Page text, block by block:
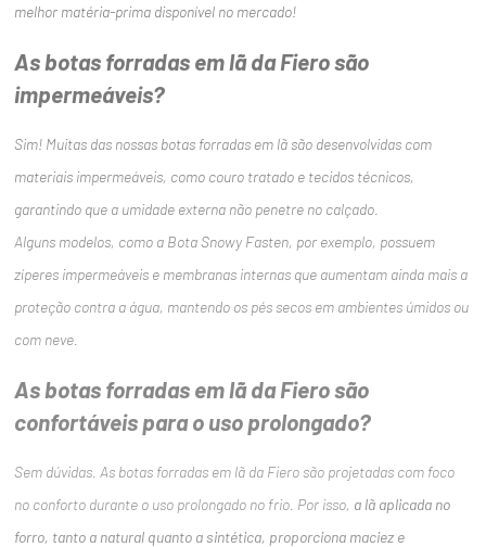
melhor matéria-prima disponível no mercado!
As botas forradas em lã da Fiero são
impermeáveis?
Sim! Muitas das nossas botas forradas em lã são desenvolvidas com
materiais impermeáveis, como couro tratado e tecidos técnicos,
garantindo que a umidade externa não penetre no calçado.
Alguns modelos, como a Bota Snowy Fasten, por exemplo, possuem
zíperes impermeáveis e membranas internas que aumentam ainda mais a
proteção contra a água, mantendo os pés secos em ambientes úmidos ou
com neve.
As botas forradas em lã da Fiero são
confortáveis para o uso prolongado?
Sem dúvidas. As botas forradas em lã da Fiero são projetadas com foco
no conforto durante o uso prolongado no frio. Por isso, a lã aplicada no
forro, tanto a natural quanto a sintética, proporciona maciez e